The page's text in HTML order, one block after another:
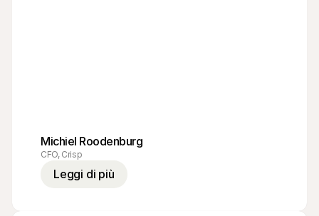
Michiel Roodenburg
CFO, Crisp
Leggi di più